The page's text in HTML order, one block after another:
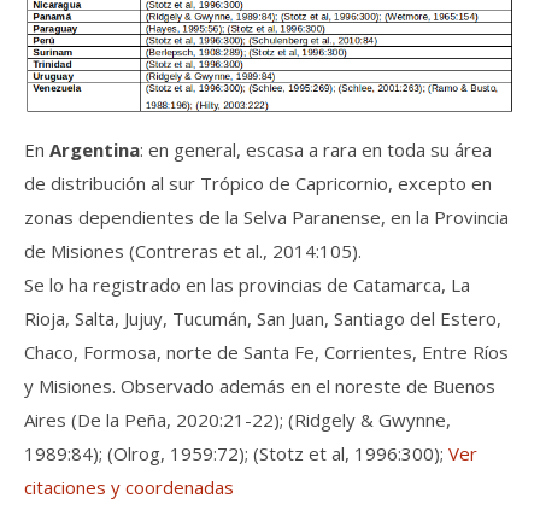
En Argentina: en general, escasa a rara en toda su área
de distribución al sur Trópico de Capricornio, excepto en
zonas dependientes de la Selva Paranense, en la Provincia
de Misiones (Contreras et al., 2014:105).
Se lo ha registrado en las provincias de Catamarca, La
Rioja, Salta, Jujuy, Tucumán, San Juan, Santiago del Estero,
Chaco, Formosa, norte de Santa Fe, Corrientes, Entre Ríos
y Misiones. Observado además en el noreste de Buenos
Aires (De la Peña, 2020:21-22); (Ridgely & Gwynne,
1989:84); (Olrog, 1959:72); (Stotz et al, 1996:300); Ver
citaciones y coordenadas